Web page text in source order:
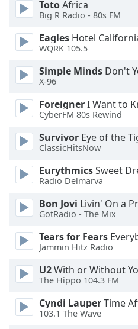
Beginning
dialog
Escape
cancel
window.
Background
Color
TotoAfrica
Big R Radio - 80s FM
Eagles Hotel
WQRK 105.5
Simple Minds Don't
X-96
ForeignerI Want to
CyberFM 80s Rewind
Survivor Eye of the
ClassicHitsNow
EurythmicsSweet
Radio Delmarva
Bon Jovi Livin' On a
GotRadio - The Mix
Tears for Fears
Jammin Hitz Radio
U2With or Without
The Hippo 104.3 FM
Cyndi LauperTime
103.1 The Wave